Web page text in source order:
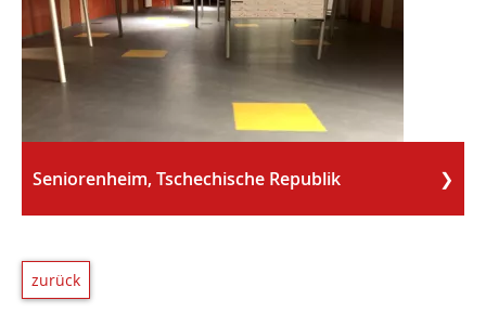
Seniorenheim, Tschechische Republik
zurück